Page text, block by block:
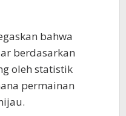
bahwa
berdasarkan
oleh statistik
permainan